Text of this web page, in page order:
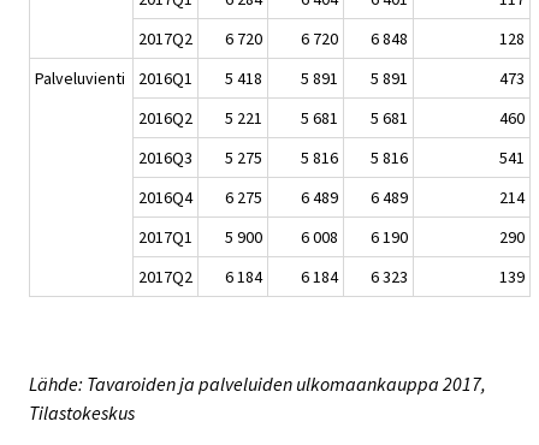
2017Q2
6 720 6 720 6 848
128
Palveluvienti
2016Q1 5 418 5 891 5 891
473
2016Q2
5 221 5 681 5 681
460
2016Q3
5 275 5 816 5 816
541
2016Q4
6 275 6 489 6 489
214
2017Q1
5 900 6 008 6 190
290
2017Q2
6 184 6 184 6 323 139
Lähde: Tavaroiden ja palveluiden ulkomaankauppa 2017,
Tilastokeskus